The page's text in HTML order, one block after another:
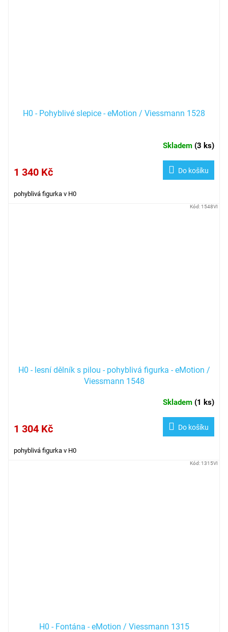
H0 - Pohyblivé slepice - eMotion / Viessmann 1528
Skladem (3 ks)
1 340 Kč Do košíku
pohyblivá figurka v H0
H0 - lesní dělník s pilou - pohyblivá figurka - eMotion /
Viessmann 1548
Skladem (1 ks)
1 304 Kč Do košíku
pohyblivá figurka v H0
Kód: 1548VI
H0 - Fontána - eMotion / Viessmann 1315
Kód: 1315VI